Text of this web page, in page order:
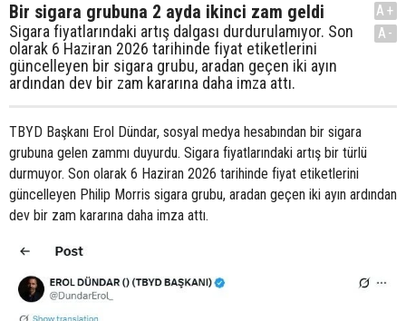
Bir sigara grubuna 2 ayda ikinci zam geldi
Sigara fiyatlarındaki artış dalgası durdurulamıyor. Son
olarak 6 Haziran 2026 tarihinde fiyat etiketlerini
güncelleyen bir sigara grubu, aradan geçen iki ayın
ardından dev bir zam kararına daha imza attı.
A+
A-
TBYD Başkanı Erol Dündar, sosyal medya hesabından bir sigara
grubuna gelen zammı duyurdu. Sigara fiyatlarındaki artış bir türlü
durmuyor. Son olarak 6 Haziran 2026 tarihinde fiyat etiketlerini
güncelleyen Philip Morris sigara grubu, aradan geçen iki ayın ardından
dev bir zam kararına daha imza attı.